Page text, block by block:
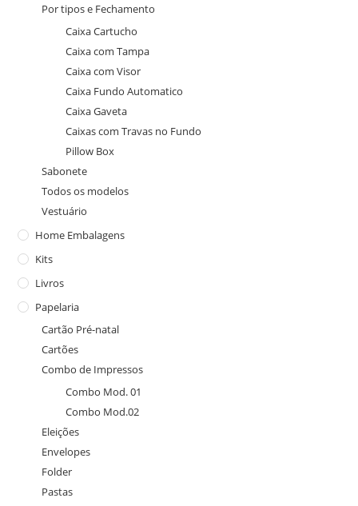
Por tipos e Fechamento
Caixa Cartucho
Caixa com Tampa
Caixa com Visor
Caixa Fundo Automatico
Caixa Gaveta
Caixas com Travas no Fundo
Pillow Box
Sabonete
Todos os modelos
Vestuário
Home Embalagens
Kits
Livros
Papelaria
Cartão Pré-natal
Cartões
Combo de Impressos
Combo Mod. 01
Combo Mod.02
Eleições
Envelopes
Folder
Pastas